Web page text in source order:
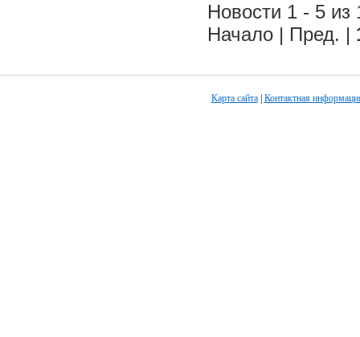
Новости 1 - 5 из
Начало | Пред. |
Карта сайта| Контактная